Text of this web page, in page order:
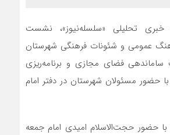
خبری تحلیلی «سلسله‌نیوز»، نشست
عمومی و شئونات فرهنگی شهرستان
فضای مجازی و برنامه‌ریزی
حضور مسئولان شهرستان در دفتر امام
حضور حجت‌الاسلام امیدی امام جمعه